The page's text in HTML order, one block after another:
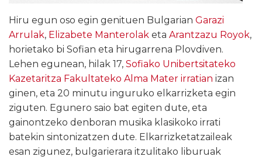
Hiru egun oso egin genituen Bulgarian Garazi
Arrulak, Elizabete Manterolak eta Arantzazu Royok,
horietako bi Sofian eta hirugarrena Plovdiven.
Lehen egunean, hilak 17, Sofiako Unibertsitateko
Kazetaritza Fakultateko Alma Mater irratian izan
ginen, eta 20 minutu inguruko elkarrizketa egin
ziguten. Egunero saio bat egiten dute, eta
gainontzeko denboran musika klasikoko irrati
batekin sintonizatzen dute. Elkarrizketatzaileak
esan zigunez, bulgarierara itzulitako liburuak